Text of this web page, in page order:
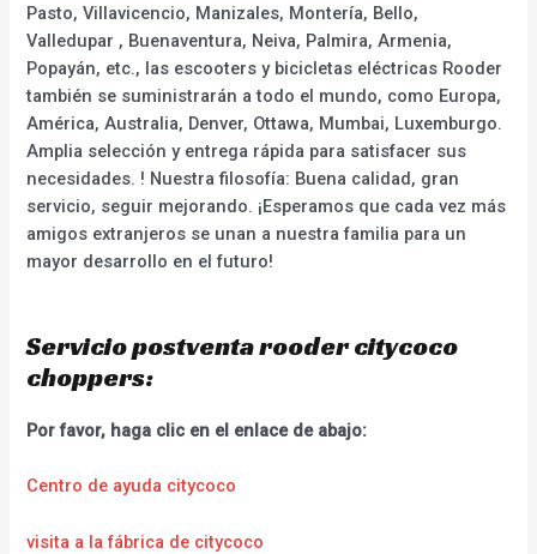
Pasto, Villavicencio, Manizales, Montería, Bello,
Valledupar , Buenaventura, Neiva, Palmira, Armenia,
Popayán, etc., las escooters y bicicletas eléctricas Rooder
también se suministrarán a todo el mundo, como Europa,
América, Australia, Denver, Ottawa, Mumbai, Luxemburgo.
Amplia selección y entrega rápida para satisfacer sus
necesidades. ! Nuestra filosofía: Buena calidad, gran
servicio, seguir mejorando. ¡Esperamos que cada vez más
amigos extranjeros se unan a nuestra familia para un
mayor desarrollo en el futuro!
Servicio postventa rooder citycoco
choppers:
Por favor, haga clic en el enlace de abajo:
Centro de ayuda citycoco
visita a la fábrica de citycoco